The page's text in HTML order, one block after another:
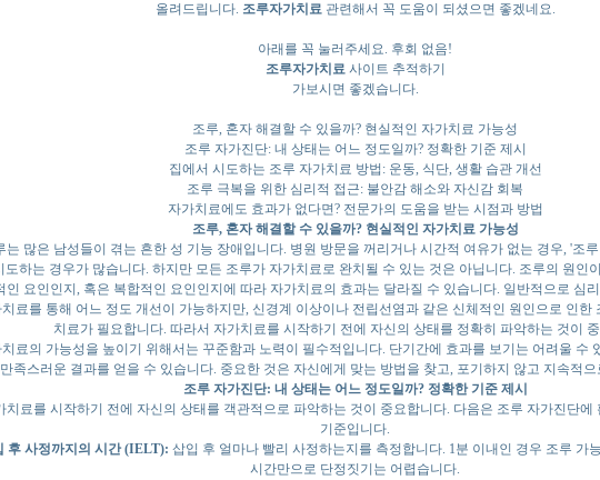
올려드립니다. 조루자가치료관련해서 꼭 도움이 되셨으면 좋겠네요.
아래를 꼭 눌러주세요. 후회 없음!
조루자가치료사이트 추적하기
가보시면 좋겠습니다.
조루, 혼자 해결할 수 있을까? 현실적인 자가치료 가능성
조루 자가진단: 내 상태는 어느 정도일까? 정확한 기준 제시
집에서 시도하는 조루 자가치료 방법: 운동, 식단, 생활 습관 개선
조루 극복을 위한 심리적 접근: 불안감 해소와 자신감 회복
자가치료에도 효과가 없다면? 전문가의 도움을 받는 시점과 방법
조루, 혼자 해결할 수 있을까? 현실적인 자가치료 가능성
는 많은 남성들이 겪는 흔한 성 기능 장애입니다. 병원 방문을 꺼리거나 시간적 여유가 없는 경우, '조
도하는 경우가 많습니다. 하지만 모든 조루가 자가치료로 완치될 수 있는 것은 아닙니다. 조루의 원인
인 요인인지, 혹은 복합적인 요인인지에 따라 자가치료의 효과는 달라질 수 있습니다. 일반적으로 심
치료를 통해 어느 정도 개선이 가능하지만, 신경계 이상이나 전립선염과 같은 신체적인 원인으로 인한
치료가 필요합니다. 따라서 자가치료를 시작하기 전에 자신의 상태를 정확히 파악하는 것이
치료의 가능성을 높이기 위해서는 꾸준함과 노력이 필수적입니다. 단기간에 효과를 보기는 어려울 수
족스러운 결과를 얻을 수 있습니다. 중요한 것은 자신에게 맞는 방법을 찾고, 포기하지 않고 지속적
조루 자가진단: 내 상태는 어느 정도일까? 정확한 기준 제시
치료를 시작하기 전에 자신의 상태를 객관적으로 파악하는 것이 중요합니다. 다음은 조루 자가진단에
기준입니다.
후 사정까지의 시간 (IELT): 삽입 후 얼마나 빨리 사정하는지를 측정합니다. 1분 이내인 경우 조루 가
시간만으로 단정짓기는 어렵습니다.